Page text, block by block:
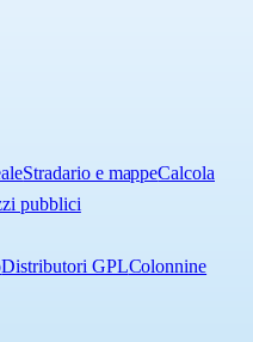
Stradario e mappeCalcola
pubblici
Distributori GPLColonnine